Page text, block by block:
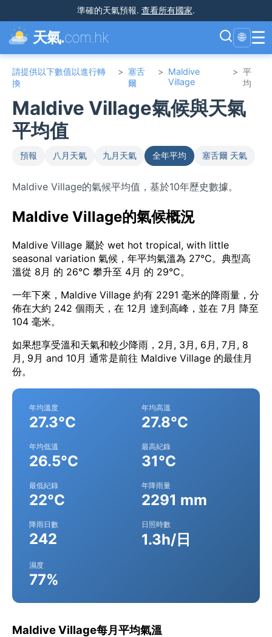
準確的天氣預報. 查看所有國家.
天氣.com.hk 🌐 ☰
請提供以下數值以進行轉
換
> 塞舌
爾
> Maldive
Village
> 平
均
Maldive Village氣候與天氣
平均值
預報 八月天氣 九月天氣 全年平均 塞舌爾 天氣
Maldive Village的氣候平均值，基於10年歷史數據。
Maldive Village的氣候概況
Maldive Village 屬於 wet hot tropical, with little
seasonal variation 氣候，年平均氣溫為 27°C。典型高
溫從 8月 的 26°C 攀升至 4月 的 29°C。
一年下來，Maldive Village 約有 2291 毫米的降雨量，分
佈在大約 242 個雨天，在 12月 達到高峰，並在 7月 降至
104 毫米。
如果想享受溫和天氣和較少降雨，2月, 3月, 6月, 7月, 8
月, 9月 and 10月 通常是前往 Maldive Village 的最佳月
份。
年均溫度
27.3°C
年均高溫
27.8°C
年均低溫
26.5°C
最高紀錄
31°C
最低紀錄
22°C
年降雨量
2291 mm
降雨日數
242
日照時數
1.3h/日
濕度
77%
Maldive Village每月平均氣溫